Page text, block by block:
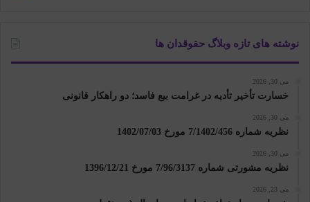
نوشته های تازه وبلاگ حقوقدان ها
می 30, 2026
خسارت تأخیر تأدیه در غرامت بیع فاسد؛ دو راهکار قانونی
می 30, 2026
نظریه شماره 7/1402/456 مورخ 1402/07/03
می 30, 2026
نظریه مشورتی شماره 7/96/3137 مورخ 1396/12/21
می 23, 2026